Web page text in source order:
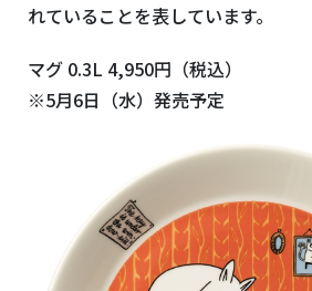
れていることを表しています。
マグ 0.3L 4,950円（税込）
※5月6日（水）発売予定